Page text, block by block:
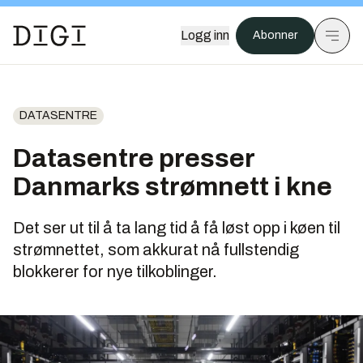
Logg inn Abonner
DATASENTRE
Datasentre presser
Danmarks strømnett i kne
Det ser ut til å ta lang tid å få løst opp i køen til
strømnettet, som akkurat nå fullstendig
blokkerer for nye tilkoblinger.